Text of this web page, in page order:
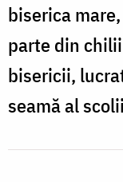
biserica
parte din
bisericii,
seamă al